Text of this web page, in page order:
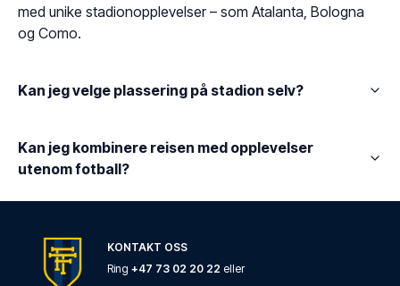
med unike stadionopplevelser – som Atalanta, Bologna
og Como.
Kan jeg velge plassering på stadion selv?
Kan jeg kombinere reisen med opplevelser
utenom fotball?
KONTAKT OSS
Ring +47 73 02 20 22 eller